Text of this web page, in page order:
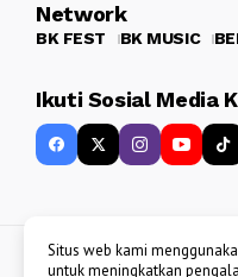
Network
BK FEST BK MUSIC
Ikuti Sosial Media
Copyright 2013 - 2025
Situs web kami
untuk meningkatkan